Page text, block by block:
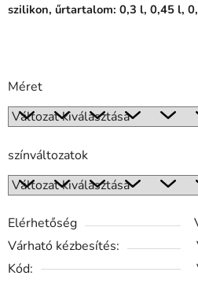
szilikon, űrtartalom: 0,3 l, 0,45 l,
Méret
színváltozatok
Elérhetőség
Várható kézbesítés:
Kód: